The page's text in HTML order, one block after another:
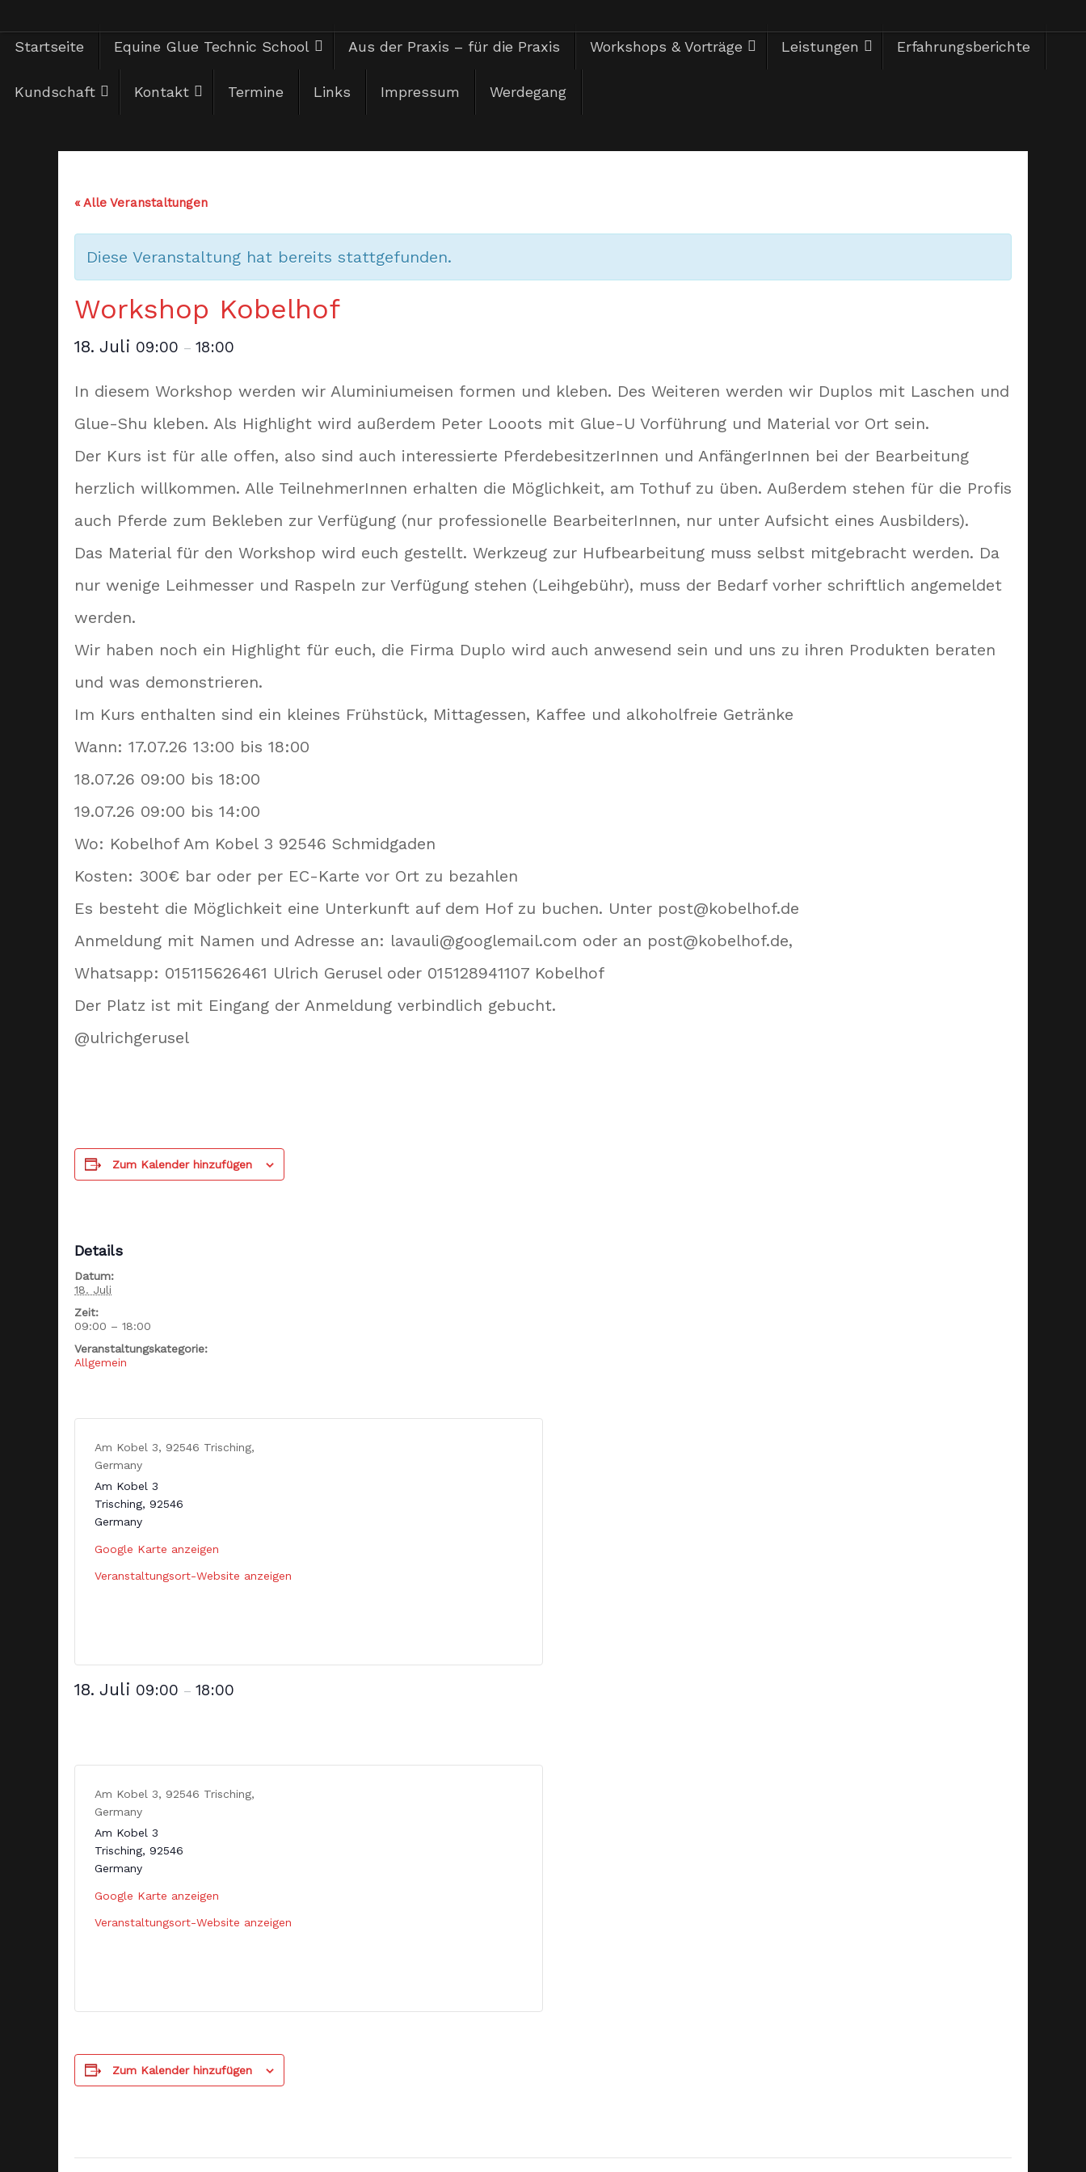
Zum
Herzlich Willkommen
Zum
InhaltStartseite Equine Glue Technic School Aus der Praxis – für die Praxis Workshops & Vorträge Leistungen Erfahrungsberichte
Kundschaft Kontakt Termine Links Impressum Werdegang
« Alle Veranstaltungen
Diese Veranstaltung hat bereits stattgefunden.
Workshop Kobelhof
18. Juli 09:00 – 18:00
In diesem Workshop werden wir Aluminiumeisen formen und kleben. Des Weiteren werden wir Duplos mit Laschen und
Glue-Shu kleben. Als Highlight wird außerdem Peter Looots mit Glue-U Vorführung und Material vor Ort sein.
Der Kurs ist für alle offen, also sind auch interessierte PferdebesitzerInnen und AnfängerInnen bei der Bearbeitung
herzlich willkommen. Alle TeilnehmerInnen erhalten die Möglichkeit, am Tothuf zu üben. Außerdem stehen für die Profis
auch Pferde zum Bekleben zur Verfügung (nur professionelle BearbeiterInnen, nur unter Aufsicht eines Ausbilders).
Das Material für den Workshop wird euch gestellt. Werkzeug zur Hufbearbeitung muss selbst mitgebracht werden. Da
nur wenige Leihmesser und Raspeln zur Verfügung stehen (Leihgebühr), muss der Bedarf vorher schriftlich angemeldet
werden.
Wir haben noch ein Highlight für euch, die Firma Duplo wird auch anwesend sein und uns zu ihren Produkten beraten
und was demonstrieren.
Im Kurs enthalten sind ein kleines Frühstück, Mittagessen, Kaffee und alkoholfreie Getränke
Wann: 17.07.26 13:00 bis 18:00
18.07.26 09:00 bis 18:00
19.07.26 09:00 bis 14:00
Wo: Kobelhof Am Kobel 3 92546 Schmidgaden
Kosten: 300€ bar oder per EC-Karte vor Ort zu bezahlen
Es besteht die Möglichkeit eine Unterkunft auf dem Hof zu buchen. Unter post@kobelhof.de
Anmeldung mit Namen und Adresse an: lavauli@googlemail.com oder an post@kobelhof.de,
Whatsapp: 015115626461 Ulrich Gerusel oder 015128941107 Kobelhof
Der Platz ist mit Eingang der Anmeldung verbindlich gebucht.
@ulrichgerusel
Zum Kalender hinzufügen
Details
Datum:
18. Juli
Zeit:
09:00 – 18:00
Veranstaltungskategorie:
Allgemein
Am Kobel 3, 92546 Trisching,
Germany
Am Kobel 3
Trisching, 92546
Germany
Google Karte anzeigen
Veranstaltungsort-Website anzeigen
18. Juli 09:00 – 18:00
Am Kobel 3, 92546 Trisching,
Germany
Am Kobel 3
Trisching, 92546
Germany
Google Karte anzeigen
Veranstaltungsort-Website anzeigen
Zum Kalender hinzufügen